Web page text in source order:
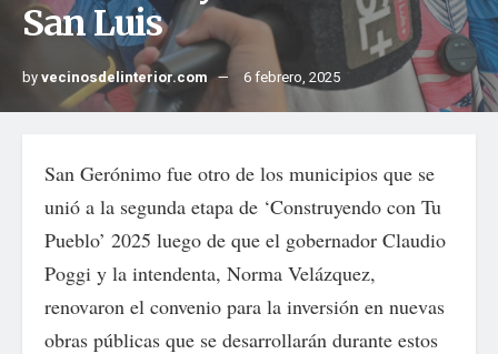
San Luis
byvecinosdelinterior.com 6 febrero, 2025
San Gerónimo fue otro de los municipios que se
unió a la segunda etapa de ‘Construyendo con Tu
Pueblo’ 2025 luego de que el gobernador Claudio
Poggi y la intendenta, Norma Velázquez,
renovaron el convenio para la inversión en nuevas
obras públicas que se desarrollarán durante estos